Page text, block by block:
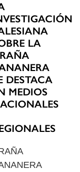
LA
DESTACA
MEDIOS